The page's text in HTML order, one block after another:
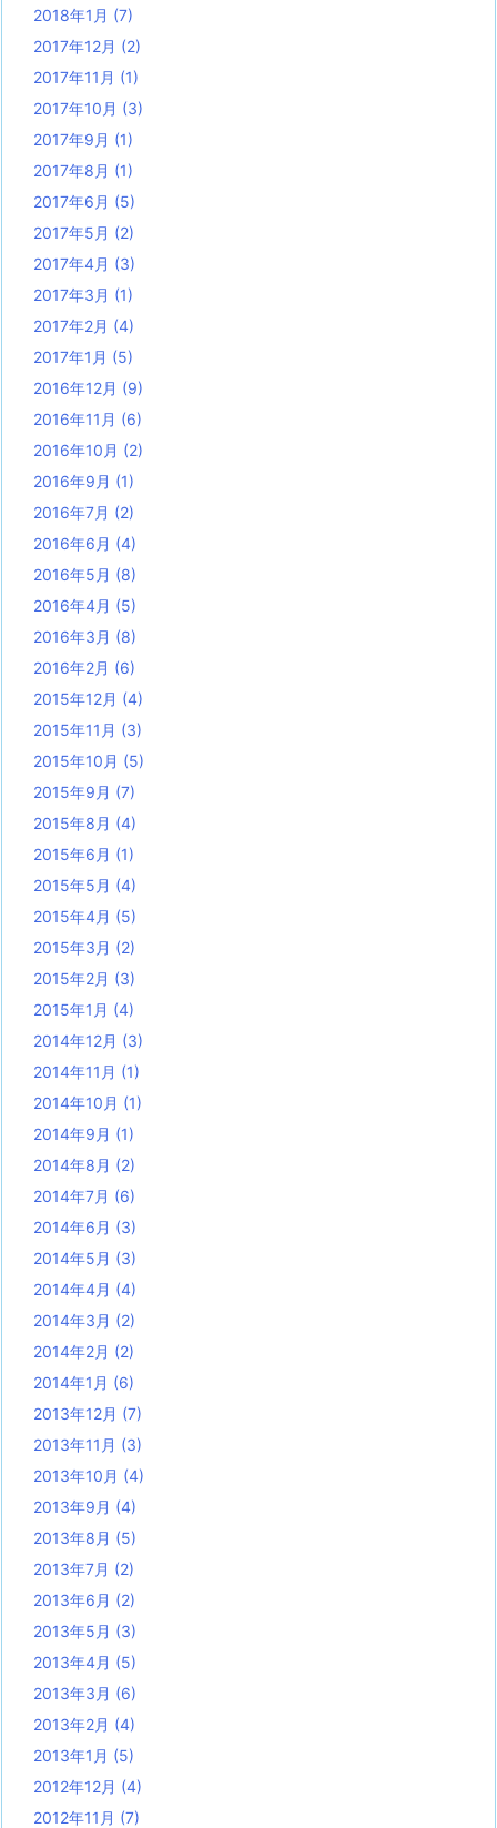
2018年1月 (7)
2017年12月 (2)
2017年11月 (1)
2017年10月 (3)
2017年9月 (1)
2017年8月 (1)
2017年6月 (5)
2017年5月 (2)
2017年4月 (3)
2017年3月 (1)
2017年2月 (4)
2017年1月 (5)
2016年12月 (9)
2016年11月 (6)
2016年10月 (2)
2016年9月 (1)
2016年7月 (2)
2016年6月 (4)
2016年5月 (8)
2016年4月 (5)
2016年3月 (8)
2016年2月 (6)
2015年12月 (4)
2015年11月 (3)
2015年10月 (5)
2015年9月 (7)
2015年8月 (4)
2015年6月 (1)
2015年5月 (4)
2015年4月 (5)
2015年3月 (2)
2015年2月 (3)
2015年1月 (4)
2014年12月 (3)
2014年11月 (1)
2014年10月 (1)
2014年9月 (1)
2014年8月 (2)
2014年7月 (6)
2014年6月 (3)
2014年5月 (3)
2014年4月 (4)
2014年3月 (2)
2014年2月 (2)
2014年1月 (6)
2013年12月 (7)
2013年11月 (3)
2013年10月 (4)
2013年9月 (4)
2013年8月 (5)
2013年7月 (2)
2013年6月 (2)
2013年5月 (3)
2013年4月 (5)
2013年3月 (6)
2013年2月 (4)
2013年1月 (5)
2012年12月 (4)
2012年11月 (7)